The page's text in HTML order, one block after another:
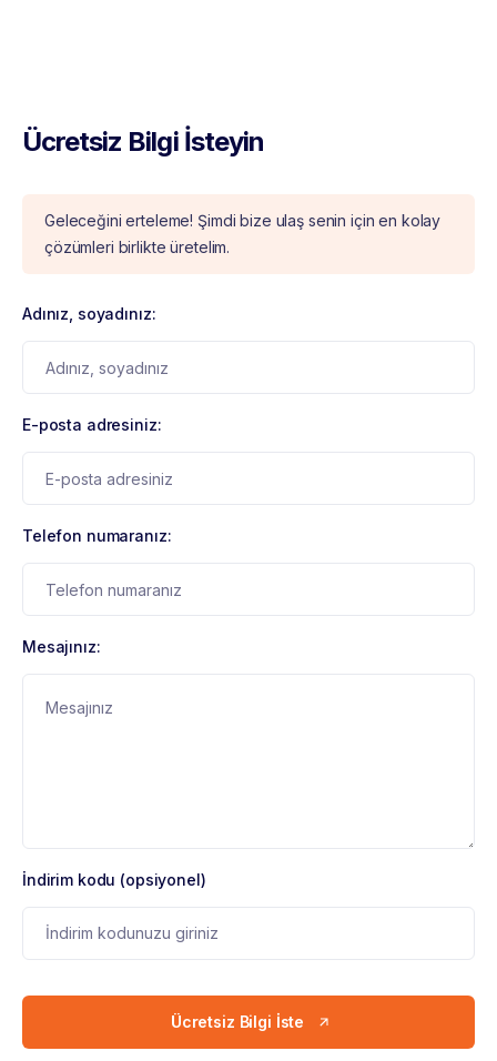
Ücretsiz Bilgi İsteyin
Geleceğini erteleme! Şimdi bize ulaş senin için en kolay
çözümleri birlikte üretelim.
Adınız, soyadınız:
E-posta adresiniz:
Telefon numaranız:
Mesajınız:
İndirim kodu (opsiyonel)
Ücretsiz Bilgi İste